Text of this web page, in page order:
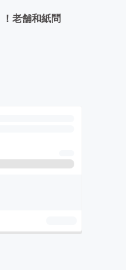
老舗和紙問